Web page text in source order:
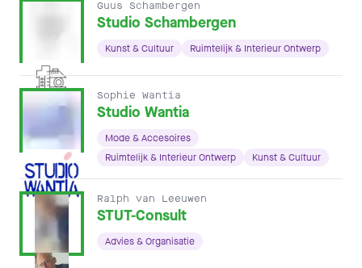
Guus Schambergen
Studio Schambergen
Kunst & Cultuur Ruimtelijk & Interieur Ontwerp
Sophie Wantia
Studio Wantia
Mode & Accesoires
Ruimtelijk & Interieur Ontwerp
Kunst & Cultuur
Ralph van Leeuwen
STUT-Consult
Advies & Organisatie